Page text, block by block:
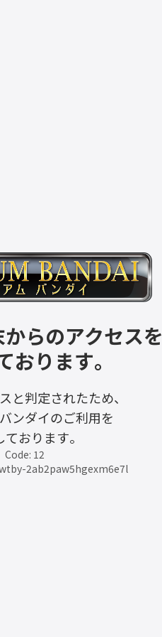
らのアクセスを
おります。
と判定されたため、
ンダイのご利用を
おります。
Code: 12
2ab2paw5hgexm6e7l